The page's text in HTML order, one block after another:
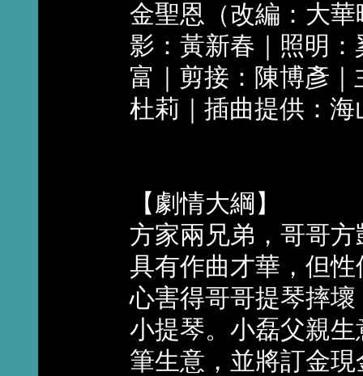
金聖恩（改編：大
影：黃新春｜照明
富｜剪接：陳博彥
杜莉｜插曲提供：
【劇情大綱】
方家兩兄弟，哥哥
具有作曲才華，但
心害得哥哥提琴摔
小提琴。小磊父親
筆生意，並將訂金